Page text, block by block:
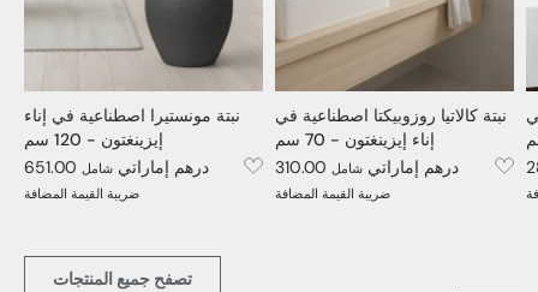
نبتة مونستيرا اصطناعية في إناء
إيزينغتون - 120 سم
651.00 درهم إماراتي شامل
ضريبة القيمة المضافة
نبتة كالاتيا روزوبيكتا اصطناعية في
إناء إيزينغتون - 70 سم
310.00 درهم إماراتي شامل
ضريبة القيمة المضافة
تصفح جميع المنتجات